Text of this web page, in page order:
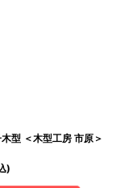
型 ＜木型工房 市原＞
)